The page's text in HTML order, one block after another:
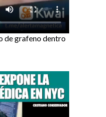
de grafeno dentro